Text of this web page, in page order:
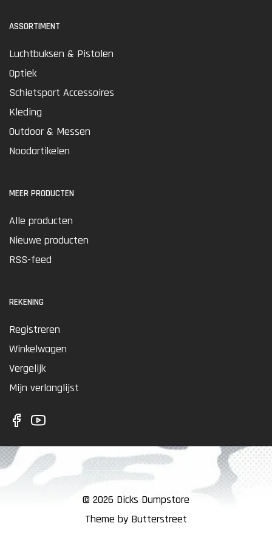
ASSORTIMENT
Luchtbuksen & Pistolen
Optiek
Schietsport Accessoires
Kleding
Outdoor & Messen
Noodartikelen
MEER PRODUCTEN
Alle producten
Nieuwe producten
RSS-feed
REKENING
Registreren
Winkelwagen
Vergelijk
Mijn verlanglijst
© 2026 Dicks Dumpstore
Theme by Butterstreet